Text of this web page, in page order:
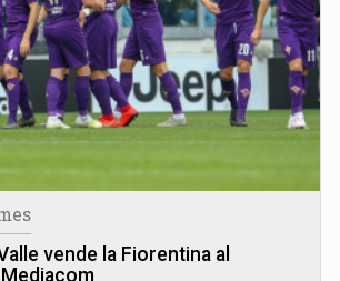
vende la Fiorentina al